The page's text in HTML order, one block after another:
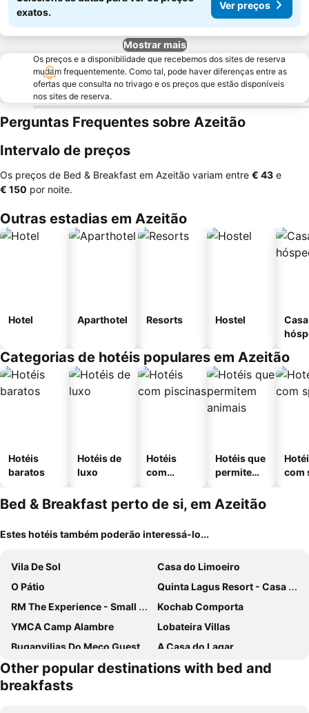
exatos.
Ver preços
Mostrar mais
Os preços e a disponibilidade que recebemos dos sites de reserva
mudam frequentemente. Como tal, pode haver diferenças entre as
ofertas que consulta no trivago e os preços que estão disponíveis
nos sites de reserva.
Perguntas Frequentes sobre Azeitão
Intervalo de preços
Os preços de Bed & Breakfast em Azeitão variam entre ‎€ 43 e
‎€ 150 por noite.
Outras estadias em Azeitão
Hotel Aparthotel Resorts Hostel
Categorias de hotéis populares em Azeitão
Hotéis
baratos
Hotéis de
luxo
Hotéis
com
Hotéis que
permitem
com
Bed & Breakfast perto de si, em Azeitão
Estes hotéis também poderão interessá-lo...
Vila De Sol
Casa do Limoeiro
O Pátio
Quinta Lagus Resort - Casa de Campo
RM The Experience - Small Portuguese Hotels
Kochab Comporta
YMCA Camp Alambre
Lobateira Villas
Buganvilias Do Meco Guest house
A Casa do Lagar
CALI Deluxe Holidays, Sesimbra
Arrabida Guest House
Santa Maria Rooms And Apartments
Other popular destinations with bed and
breakfasts